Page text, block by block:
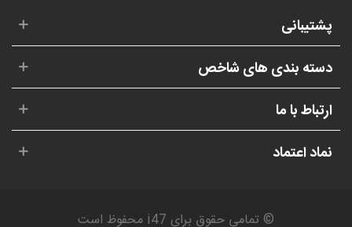
پشتیبانی
دسته بندی های شاخص
ارتباط با ما
نماد اعتماد
© تمامی حقوق برای i47 محفوظ است